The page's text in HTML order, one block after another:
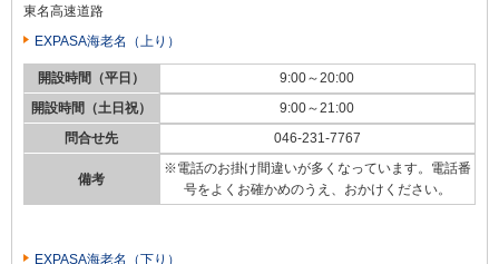
東名高速道路
EXPASA海老名（上り）
開設時間（平日）
9:00～20:00
開設時間（土日祝）
9:00～21:00
問合せ先
046-231-7767
備考
※電話のお掛け間違いが多くなっています。電話番
号をよくお確かめのうえ、おかけください。
EXPASA海老名（下り）